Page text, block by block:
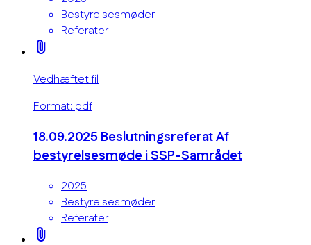
Bestyrelsesmøder
Referater
attach_file
Vedhæftet fil
Format: pdf
18.09.2025 Beslutningsreferat Af
bestyrelsesmøde i SSP-Samrådet
2025
Bestyrelsesmøder
Referater
attach_file